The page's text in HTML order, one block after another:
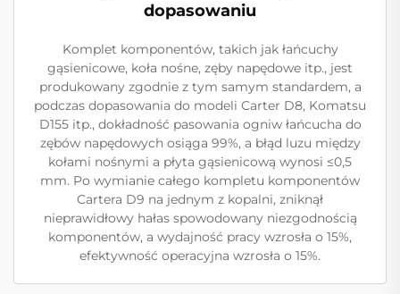
dopasowaniu
Komplet komponentów, takich jak łańcuchy
gąsienicowe, koła nośne, zęby napędowe itp., jest
produkowany zgodnie z tym samym standardem, a
podczas dopasowania do modeli Carter D8, Komatsu
D155 itp., dokładność pasowania ogniw łańcucha do
zębów napędowych osiąga 99%, a błąd luzu między
kołami nośnymi a płyta gąsienicową wynosi ≤0,5
mm. Po wymianie całego kompletu komponentów
Cartera D9 na jednym z kopalni, zniknął
nieprawidłowy hałas spowodowany niezgodnością
komponentów, a wydajność pracy wzrosła o 15%,
efektywność operacyjna wzrosła o 15%.